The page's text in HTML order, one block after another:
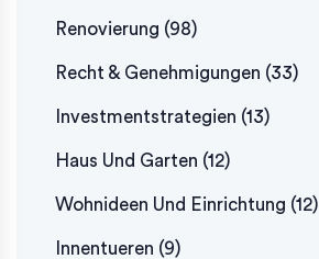
Renovierung (98)
Recht & Genehmigungen (33)
Investmentstrategien (13)
Haus Und Garten (12)
Wohnideen Und Einrichtung (12)
Innentueren (9)